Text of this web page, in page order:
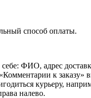
способ оплаты.
ФИО, адрес
к заказу»
курьеру,
налево.